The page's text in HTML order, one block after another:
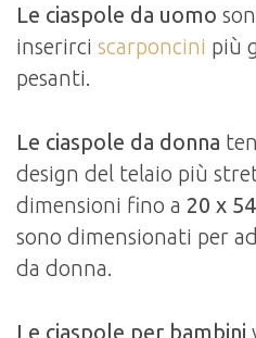
Le ciaspole da uomo
inserirci scarponcini più
pesanti.
Le ciaspole da donna
design del telaio più
dimensioni fino a 20 x
sono dimensionati per
da donna.
Le ciaspole per bambini